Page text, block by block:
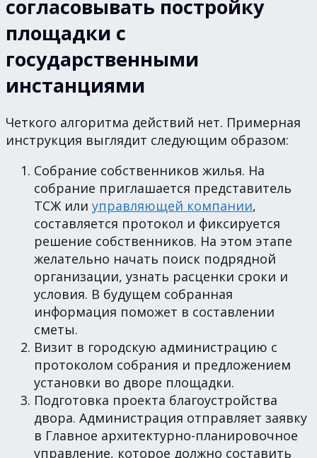
согласовывать постройку
площадки с
государственными
инстанциями
Четкого алгоритма действий нет. Примерная
инструкция выглядит следующим образом:
Собрание собственников жилья. На
собрание приглашается представитель
ТСЖ или управляющей компании,
составляется протокол и фиксируется
решение собственников. На этом этапе
желательно начать поиск подрядной
организации, узнать расценки сроки и
условия. В будущем собранная
информация поможет в составлении
сметы.
Визит в городскую администрацию с
протоколом собрания и предложением
установки во дворе площадки.
Подготовка проекта благоустройства
двора. Администрация отправляет заявку
в Главное архитектурно-планировочное
управление, которое должно составить